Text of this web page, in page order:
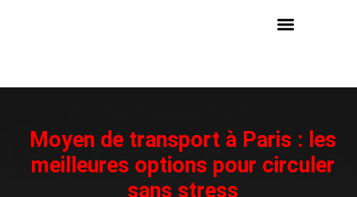
Moyen de transport à Paris : les
meilleures options pour circuler
sans stress